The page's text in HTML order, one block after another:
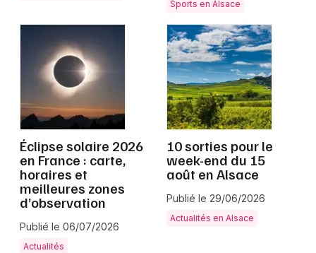
Grand Est
Jeux concours
Newsletter des sorties
Artistes en tournée
Actus à Colmar
Sports en Alsace
Éclipse solaire 2026
en France : carte,
horaires et
meilleures zones
d’observation
Publié le 06/07/2026
Actualités
10 sorties pour le
week-end du 15
août en Alsace
Publié le 29/06/2026
Actualités en Alsace